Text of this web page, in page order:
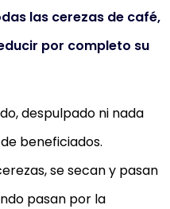
las cerezas de café,
por completo su
despulpado ni nada
beneficiados.
se secan y pasan
pasan por la